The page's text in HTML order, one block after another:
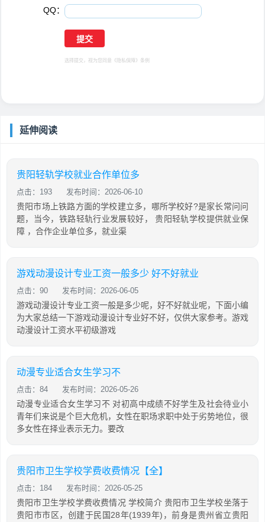
QQ：
选择提交，视为您同意 《隐私保障》 条例
延伸阅读
贵阳轻轨学校就业合作单位多
点击：193 发布时间：2026-06-10
贵阳市场上铁路方面的学校建立多，哪所学校好?是家长常问问
题，当今，铁路轻轨行业发展较好， 贵阳轻轨学校提供就业保
障 ，合作企业单位多，就业渠
游戏动漫设计专业工资一般多少 好不好就业
点击：90 发布时间：2026-06-05
游戏动漫设计专业工资一般是多少呢，好不好就业呢，下面小编
为大家总结一下游戏动漫设计专业好不好，仅供大家参考。游戏
动漫设计工资水平初级游戏
动漫专业适合女生学习不
点击：84 发布时间：2026-05-26
动漫专业适合女生学习不 对初高中成绩不好学生及社会待业小
青年们来说是个巨大危机，女性在职场求职中处于劣势地位，很
多女性在择业表示无力。要改
贵阳市卫生学校学费收费情况【全】
点击：184 发布时间：2026-05-25
贵阳市卫生学校学费收费情况 学校简介 贵阳市卫生学校坐落于
贵阳市市区，创建于民国28年(1939年)，前身是贵州省立贵阳